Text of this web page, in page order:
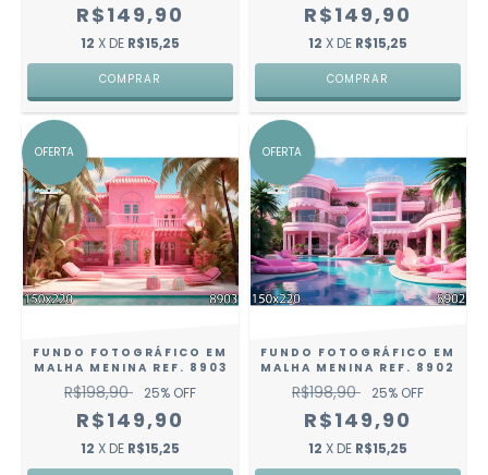
R$149,90
12 X DE R$15,25
COMPRAR
R$149,90
12 X DE R$15,25
COMPRAR
OFERTA
FUNDO FOTOGRÁFICO EM
MALHA MENINA REF. 8903
R$198,90 25% OFF
R$149,90
12 X DE R$15,25
OFERTA
FUNDO FOTOGRÁFICO EM
MALHA MENINA REF. 8902
R$198,90 25% OFF
R$149,90
12 X DE R$15,25